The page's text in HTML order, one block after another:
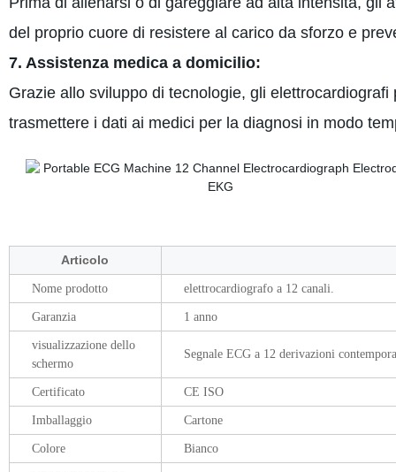
del proprio cuore di resistere al carico da sforzo e
7. Assistenza medica a domicilio:
Grazie allo sviluppo di tecnologie, gli
trasmettere i dati ai medici per la diagnosi in modo
Articolo
Nome prodotto elettrocardiografo a 12 canali.
Garanzia 1 anno
visualizzazione dello
schermo
Segnale ECG a 12 derivazioni
Certificato CE ISO
Imballaggio Cartone
Colore Bianco